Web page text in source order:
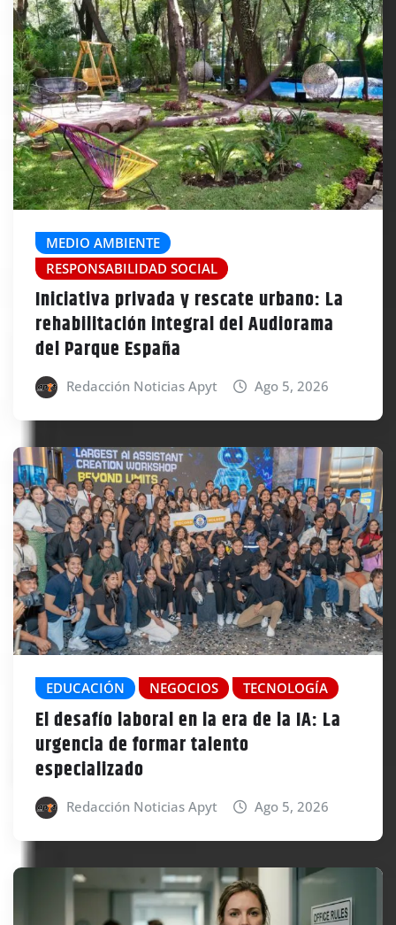
MEDIO AMBIENTE
RESPONSABILIDAD SOCIAL
Iniciativa privada y rescate urbano: La
rehabilitación integral del Audiorama
del Parque España
Redacción Noticias Apyt Ago 5, 2026
EDUCACIÓN NEGOCIOS TECNOLOGÍA
El desafío laboral en la era de la IA: La
urgencia de formar talento
especializado
Redacción Noticias Apyt Ago 5, 2026